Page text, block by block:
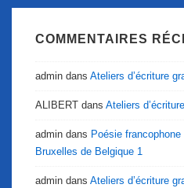
COMMENTAIRES
admin dans Ateliers d’écriture
ALIBERT dans Ateliers
admin dans Poésie
Bruxelles de Belgique 1
admin dans Ateliers d’écriture